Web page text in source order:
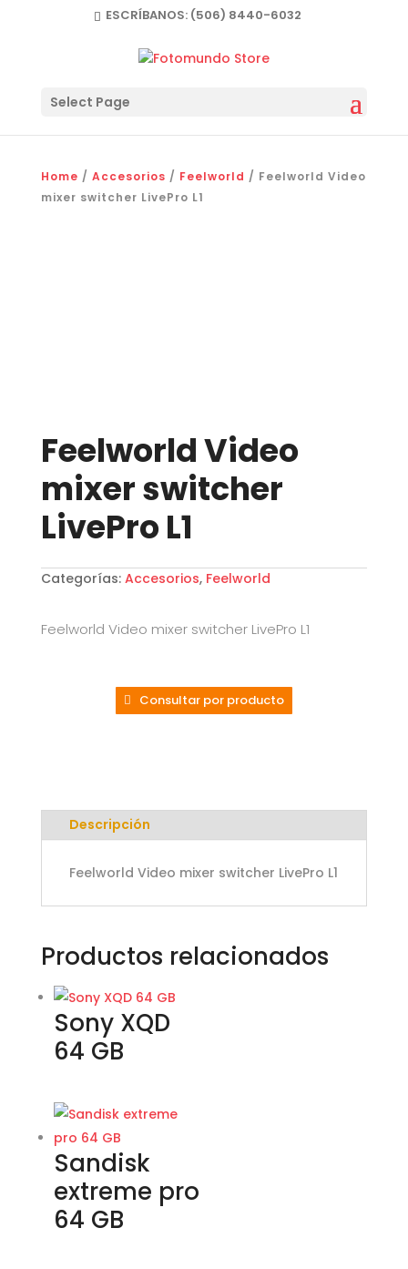
ESCRÍBANOS: (506) 8440-6032
Select Page
Home / Accesorios / Feelworld / Feelworld Video
mixer switcher LivePro L1
Feelworld Video
mixer switcher
LivePro L1
Categorías: Accesorios, Feelworld
Feelworld Video mixer switcher LivePro L1
Consultar por producto
Descripción
Feelworld Video mixer switcher LivePro L1
Productos relacionados
Sony XQD
64 GB
Sandisk
extreme pro
64 GB